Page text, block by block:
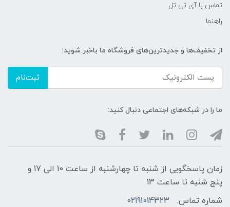
تماس با آی تی تل
راهنما
از تخفیف‌ها و جدیدترین‌های فروشگاه ما باخبر شوید:
ثبت‌نام
ما را در شبکه‌های اجتماعی دنبال کنید:
زمان پاسخگویی از شنبه تا چهارشنبه از ساعت 10 الی 17 و
پنج شنبه تا ساعت 13
شماره تماس:
02191014323